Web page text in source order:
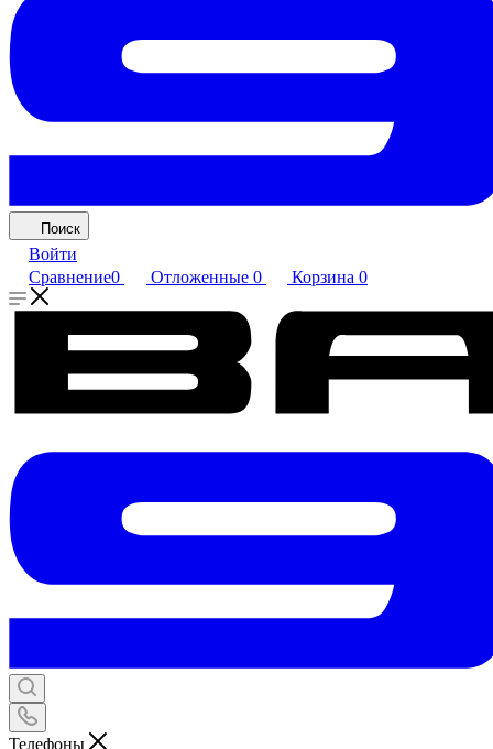
Поиск
Войти
Сравнение0 Отложенные 0 Корзина 0
Телефоны